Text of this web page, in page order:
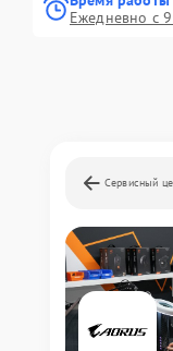
Ежедневно с
Сервисный